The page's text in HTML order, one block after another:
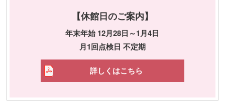
【休館日のご案内】
年末年始 12月28日～1月4日
月1回点検日 不定期
詳しくはこちら